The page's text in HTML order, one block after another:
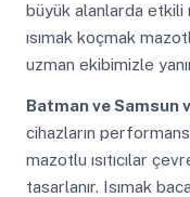
büyük alanlarda etkili
ısımak koçmak
uzman ekibimizle
Batman ve Samsun
cihazların
mazotlu ısıtıcılar
tasarlanır. Isımak